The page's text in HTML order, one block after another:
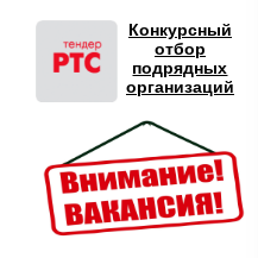
Конкурсный
отбор
подрядных
организаций